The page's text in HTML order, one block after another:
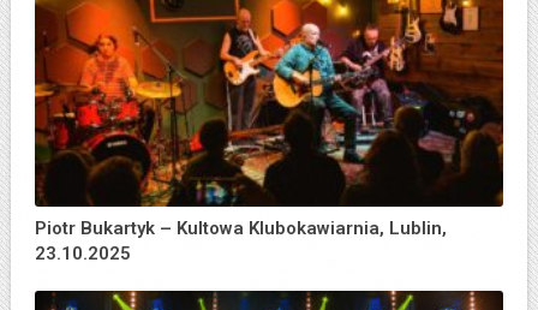
Piotr Bukartyk – Kultowa Klubokawiarnia, Lublin,
23.10.2025